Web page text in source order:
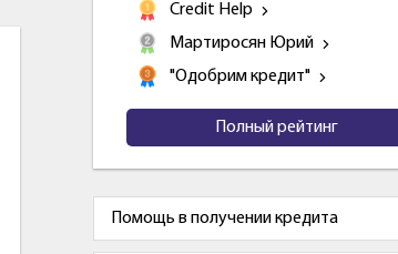
Credit Help
Мартиросян Юрий
"Одобрим кредит"
Полный рейтинг
Помощь в получении кредита